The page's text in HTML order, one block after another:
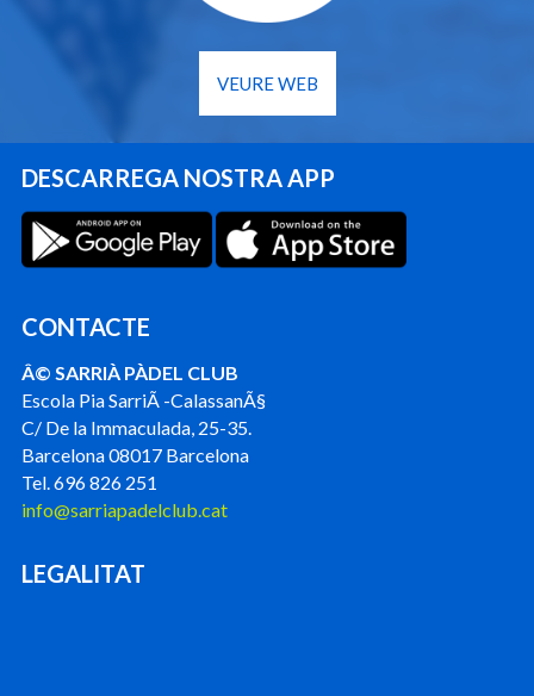
VEURE WEB
DESCARREGA NOSTRA APP
CONTACTE
Â© SARRIÀ PÀDEL CLUB
Escola Pia SarriÃ -CalassanÃ§
C/ De la Immaculada, 25-35.
Barcelona 08017 Barcelona
Tel. 696 826 251
info@sarriapadelclub.cat
LEGALITAT